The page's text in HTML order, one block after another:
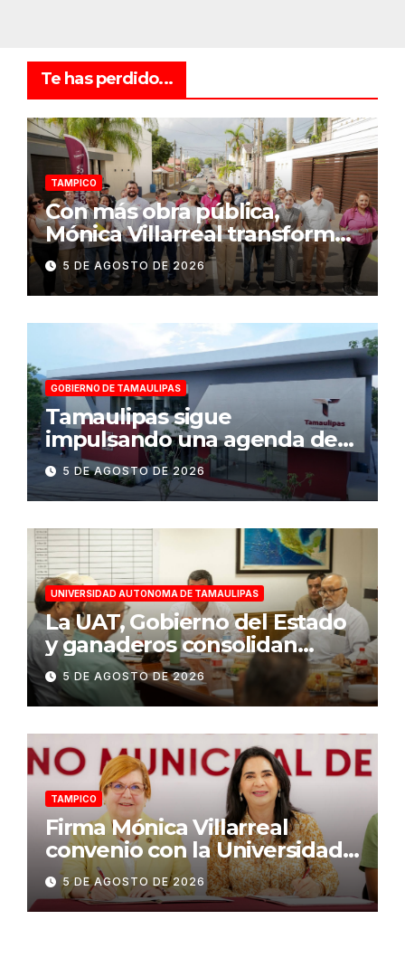
Te has perdido...
TAMPICO
Con más obra pública,
Mónica Villarreal transforma
la infraestructura vial de
Tampico
5 DE AGOSTO DE 2026
GOBIERNO DE TAMAULIPAS
Tamaulipas sigue
impulsando una agenda de
infraestructura con sentido
humanista
5 DE AGOSTO DE 2026
UNIVERSIDAD AUTONOMA DE TAMAULIPAS
La UAT, Gobierno del Estado
y ganaderos consolidan
proyecto “Carne Tam”
5 DE AGOSTO DE 2026
TAMPICO
Firma Mónica Villarreal
convenio con la Universidad
Tecnológica de Altamira para
impulsar la innovación
turística mediante TampIA
5 DE AGOSTO DE 2026